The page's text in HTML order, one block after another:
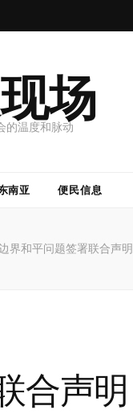
场
的温度和脉动
南亚 便民信息
界和平问题签署联合声明
合声明